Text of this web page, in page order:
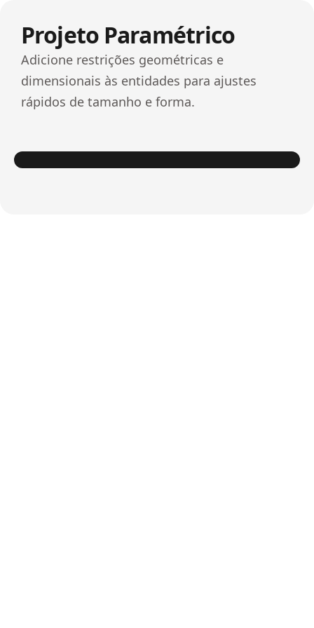
Projeto Paramétrico
Adicione restrições geométricas e
dimensionais às entidades para ajustes
rápidos de tamanho e forma.